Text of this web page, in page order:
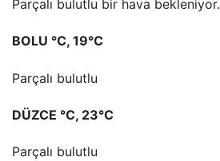
Parçalı bulutlu bir hava bekleniyor.
BOLU °C, 19°C
Parçalı bulutlu
DÜZCE °C, 23°C
Parçalı bulutlu